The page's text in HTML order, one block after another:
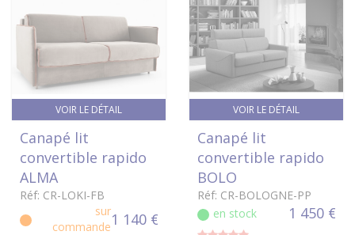
VOIR LE DÉTAIL
Canapé lit
convertible rapido
ALMA
Réf: CR-LOKI-FB
sur
commande1 140 €
VOIR LE DÉTAIL
Canapé lit
convertible rapido
BOLO
Réf: CR-BOLOGNE-PP
en stock
1 450 €